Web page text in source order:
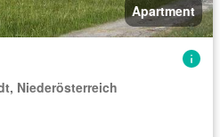
Apartment
Niederösterreich